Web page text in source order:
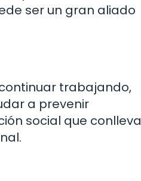
ser un gran aliado
trabajando,
a prevenir
social que conlleva